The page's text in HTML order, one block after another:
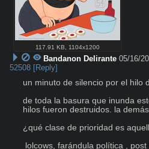
117.91 KB 1104x1200
Bandanon Delirante 05/16/
52508 [Reply]
un minuto de silencio por el hilo
de toda la basura que inunda
hilos fueron destruidos. la
¿qué clase de prioridad es